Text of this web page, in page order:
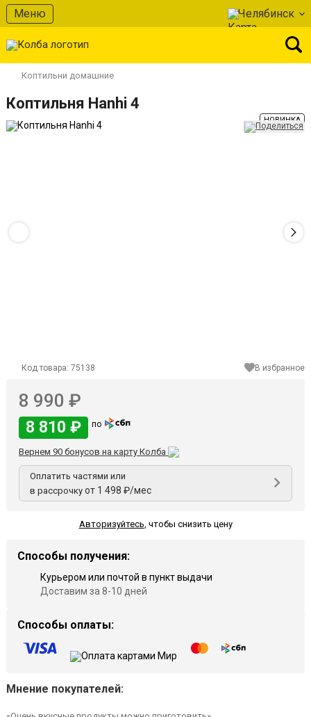
Меню Челябинск
Коптильни домашние
Коптильня Hanhi 4
НОВИНКА
Код товара: 75138 В избранное
8 990 ₽
8 810 ₽ по
Вернем 90 бонусов на карту Колба
Оплатить частями или
в рассрочку от 1 498 ₽/мес
Авторизуйтесь чтобы снизить цену
Способы получения:
Курьером или почтой в пункт выдачи
Доставим за 8-10 дней
Способы оплаты:
Мнение покупателей: